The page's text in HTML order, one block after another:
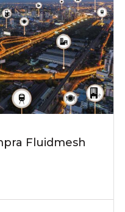
Fluidmesh